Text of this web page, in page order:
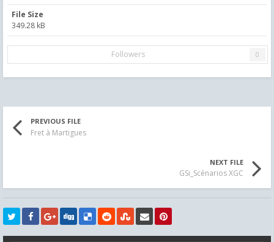
File Size
349.28 kB
Followers 0
PREVIOUS FILE
Fret à Martigues
NEXT FILE
GSi_Scénarios XGC